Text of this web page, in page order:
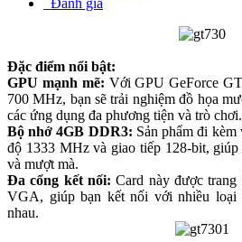
Đặc điểm nổi bật:
GPU mạnh mẽ: Với GPU GeForce
700 MHz, bạn sẽ trải nghiệm đồ họa
các ứng dụng đa phương tiện và trò chơi.
Bộ nhớ 4GB DDR3: Sản phẩm đi
độ 1333 MHz và giao tiếp 128-bit,
và mượt mà.
Đa cổng kết nối: Card này được
VGA, giúp bạn kết nối với nhiều loại
nhau.